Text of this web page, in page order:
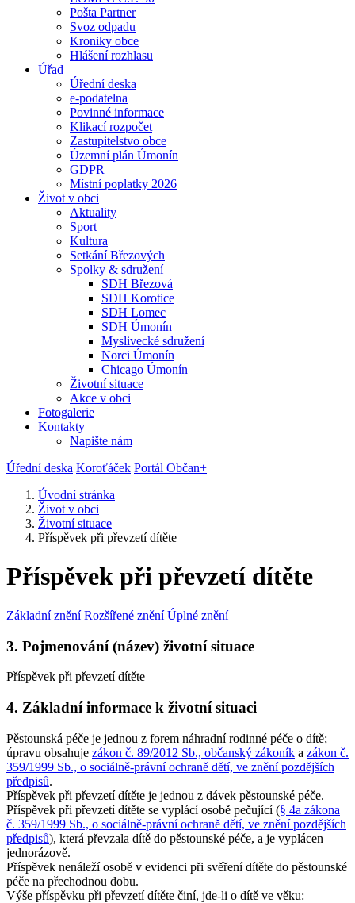
Pošta Partner
Svoz odpadu
Kroniky obce
Hlášení rozhlasu
Úřad
Úřední deska
e-podatelna
Povinné informace
Klikací rozpočet
Zastupitelstvo obce
Územní plán Úmonín
GDPR
Místní poplatky 2026
Život v obci
Aktuality
Sport
Kultura
Setkání Březových
Spolky & sdružení
SDH Březová
SDH Korotice
SDH Lomec
SDH Úmonín
Myslivecké sdružení
Norci Úmonín
Chicago Úmonín
Životní situace
Akce v obci
Fotogalerie
Kontakty
Napište nám
Úřední deska Koroťáček Portál Občan+
Úvodní stránka
Život v obci
Životní situace
Příspěvek při převzetí dítěte
Příspěvek při převzetí dítěte
Základní znění Rozšířené znění Úplné znění
3. Pojmenování (název) životní situace
Příspěvek při převzetí dítěte
4. Základní informace k životní situaci
Pěstounská péče je jednou z forem náhradní rodinné péče o dítě;
úpravu obsahuje zákon č. 89/2012 Sb., občanský zákoník a zákon č.
359/1999 Sb., o sociálně-právní ochraně dětí, ve znění pozdějších
předpisů.
Příspěvek při převzetí dítěte je jednou z dávek pěstounské péče.
Příspěvek při převzetí dítěte se vyplácí osobě pečující (§ 4a zákona
č. 359/1999 Sb., o sociálně-právní ochraně dětí, ve znění pozdějších
předpisů), která převzala dítě do pěstounské péče, a je vyplácen
jednorázově.
Příspěvek nenáleží osobě v evidenci při svěření dítěte do pěstounské
péče na přechodnou dobu.
Výše příspěvku při převzetí dítěte činí, jde-li o dítě ve věku: